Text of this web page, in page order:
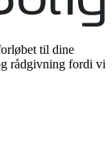
til dine
rådgivning fordi vi